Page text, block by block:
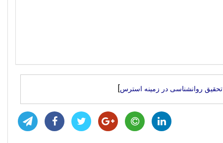
تحقیق روانشناسی در زمینه استرس]